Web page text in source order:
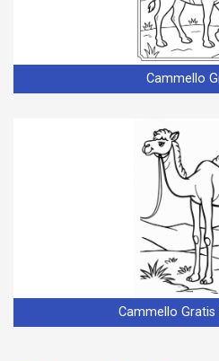
Cammello
Cammello Gratis